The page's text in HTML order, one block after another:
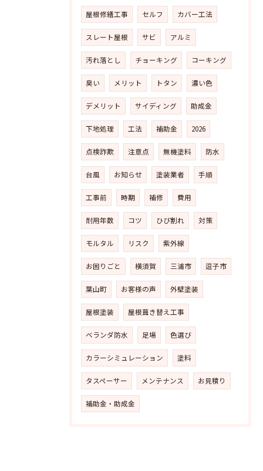
屋根修繕工事 セルフ カバー工法
スレート屋根 サビ アルミ
汚れ落とし チョーキング コーキング
臭い メリット トタン 濃い色
デメリット サイディング 助成金
下地処理 工法 補助金 2026
点検詐欺 注意点 無機塗料 防水
台風 お知らせ 塗装業者 手順
工事前 時期 補修 費用
耐用年数 コツ ひび割れ 対策
モルタル リスク 紫外線
お困りごと 横須賀 三浦市 逗子市
葉山町 お客様の声 外壁塗装
屋根塗装 屋根葺き替え工事
ベランダ防水 足場 色選び
カラーシミュレーション 塗料
タスペーサー メンテナンス お見積り
補助金・助成金